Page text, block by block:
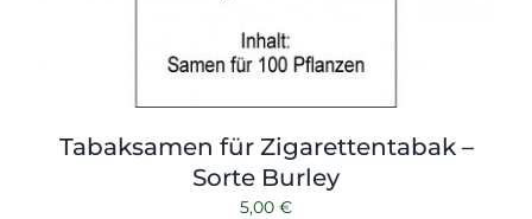
Tabaksamen für Zigarettentabak –
Sorte Burley
5,00 €